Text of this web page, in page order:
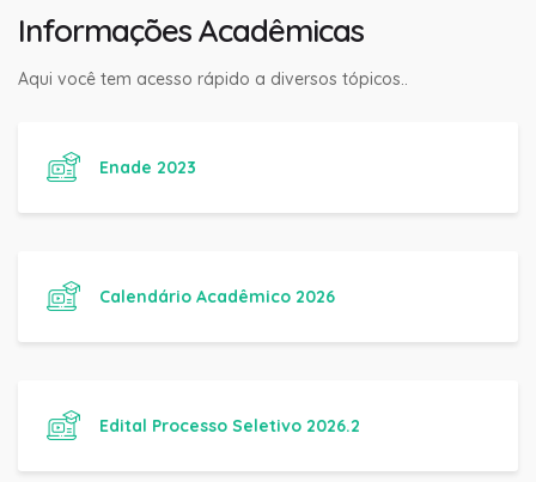
Informações Acadêmicas
Aqui você tem acesso rápido a diversos tópicos..
Enade 2023
Calendário Acadêmico 2026
Edital Processo Seletivo 2026.2